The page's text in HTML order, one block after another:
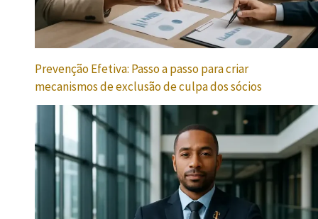
Prevenção Efetiva: Passo a passo para criar
mecanismos de exclusão de culpa dos sócios